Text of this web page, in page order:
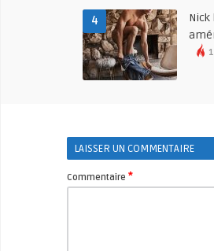
4
Nick
LAISSER UN COMMENTAIRE
Commentaire *